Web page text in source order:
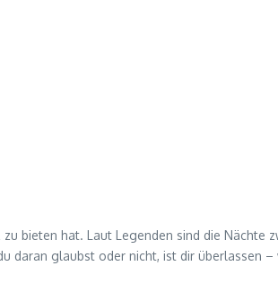
bieten hat. Laut Legenden sind die Nächte
daran glaubst oder nicht, ist dir überlassen